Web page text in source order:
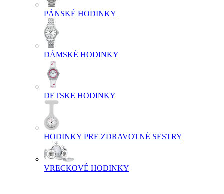
PÁNSKÉ HODINKY
DÁMSKÉ HODINKY
DETSKE HODINKY
HODINKY PRE ZDRAVOTNÉ SESTRY
VRECKOVÉ HODINKY